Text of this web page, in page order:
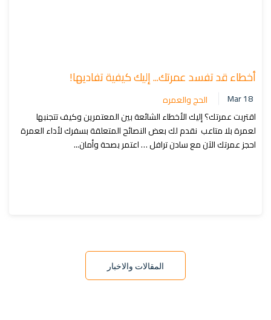
أخطاء قد تفسد عمرتك... إليك كيفية تفاديها!
Mar 18
الحج والعمره
اقتربت عمرتك؟ إليك الأخطاء الشائعة بين المعتمرين وكيف تتجنبها
لعمرة بلا متاعب نقدم لك بعض النصائح المتعلقة بسفرك لأداء العمرة
احجز عمرتك الآن مع سادن ترافل … اعتمر بصحة وأمان...
المقالات والاخبار